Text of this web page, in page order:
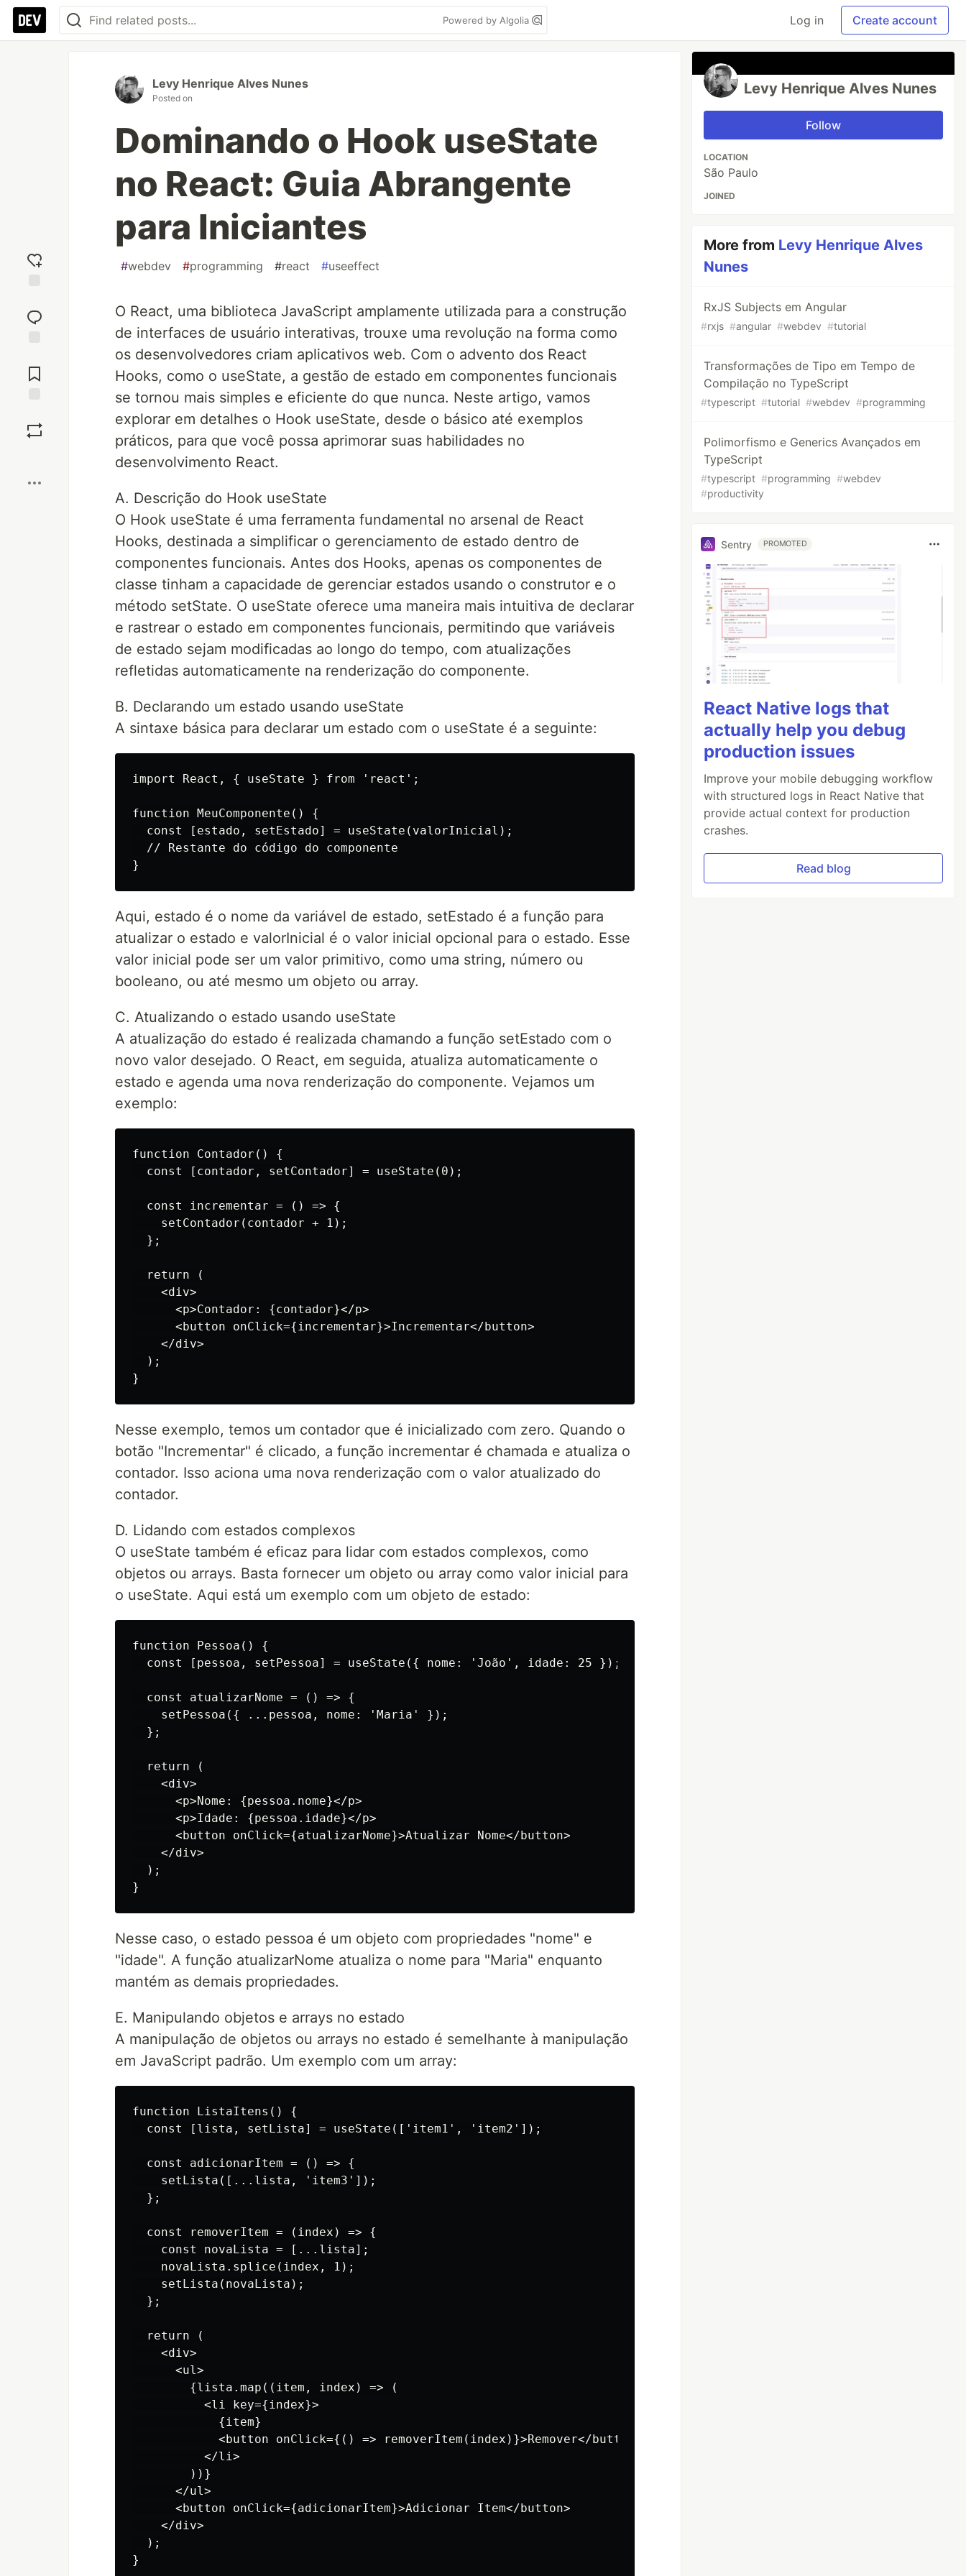
Powered by Algolia Log in Create account
reaction
Comments
Levy Henrique Alves Nunes
Posted on
Dominando o Hook useState
no React: Guia Abrangente
para Iniciantes
#webdev #programming #react #useeffect
O React, uma biblioteca JavaScript amplamente utilizada para a construção
de interfaces de usuário interativas, trouxe uma revolução na forma como
os desenvolvedores criam aplicativos web. Com o advento dos React
Hooks, como o useState, a gestão de estado em componentes funcionais
se tornou mais simples e eficiente do que nunca. Neste artigo, vamos
explorar em detalhes o Hook useState, desde o básico até exemplos
práticos, para que você possa aprimorar suas habilidades no
desenvolvimento React.
A. Descrição do Hook useState
O Hook useState é uma ferramenta fundamental no arsenal de React
Hooks, destinada a simplificar o gerenciamento de estado dentro de
componentes funcionais. Antes dos Hooks, apenas os componentes de
classe tinham a capacidade de gerenciar estados usando o construtor e o
método setState. O useState oferece uma maneira mais intuitiva de declarar
e rastrear o estado em componentes funcionais, permitindo que variáveis
de estado sejam modificadas ao longo do tempo, com atualizações
refletidas automaticamente na renderização do componente.
B. Declarando um estado usando useState
A sintaxe básica para declarar um estado com o useState é a seguinte:
import React, { useState } from 'react';
function MeuComponente() {
  const [estado, setEstado] = useState(valorInicial);
  // Restante do código do componente
Aqui, estado é o nome da variável de estado, setEstado é a função para
atualizar o estado e valorInicial é o valor inicial opcional para o estado. Esse
valor inicial pode ser um valor primitivo, como uma string, número ou
booleano, ou até mesmo um objeto ou array.
C. Atualizando o estado usando useState
A atualização do estado é realizada chamando a função setEstado com o
novo valor desejado. O React, em seguida, atualiza automaticamente o
estado e agenda uma nova renderização do componente. Vejamos um
exemplo:
function Contador() {
  const [contador, setContador] = useState(0);
  const incrementar = () => {
    setContador(contador + 1);
  };
  return (
    <div>
      <p>Contador: {contador}</p>
      <button onClick={incrementar}>Incrementar</button>
    </div>
  );
Nesse exemplo, temos um contador que é inicializado com zero. Quando o
botão "Incrementar" é clicado, a função incrementar é chamada e atualiza o
contador. Isso aciona uma nova renderização com o valor atualizado do
contador.
D. Lidando com estados complexos
O useState também é eficaz para lidar com estados complexos, como
objetos ou arrays. Basta fornecer um objeto ou array como valor inicial para
o useState. Aqui está um exemplo com um objeto de estado:
function Pessoa() {
  const [pessoa, setPessoa] = useState({ nome: 'João', idade: 25 });
  const atualizarNome = () => {
    setPessoa({ ...pessoa, nome: 'Maria' });
  };
  return (
    <div>
      <p>Nome: {pessoa.nome}</p>
      <p>Idade: {pessoa.idade}</p>
      <button onClick={atualizarNome}>Atualizar Nome</button>
    </div>
  );
Nesse caso, o estado pessoa é um objeto com propriedades "nome" e
"idade". A função atualizarNome atualiza o nome para "Maria" enquanto
mantém as demais propriedades.
E. Manipulando objetos e arrays no estado
A manipulação de objetos ou arrays no estado é semelhante à manipulação
em JavaScript padrão. Um exemplo com um array:
function ListaItens() {
  const [lista, setLista] = useState(['item1', 'item2']);
  const adicionarItem = () => {
    setLista([...lista, 'item3']);
  };
  const removerItem = (index) => {
    const novaLista = [...lista];
    novaLista.splice(index, 1);
    setLista(novaLista);
  };
  return (
    <div>
      <ul>
        {lista.map((item, index) => (
          <li key={index}>
            {item}
            <button onClick={() => removerItem(index)}>Remover</button>
          </li>
        ))}
      </ul>
      <button onClick={adicionarItem}>Adicionar Item</button>
    </div>
  );
Levy Henrique Alves Nunes
Follow
LOCATION
São Paulo
JOINED
More from Levy Henrique Alves
Nunes
RxJS Subjects em Angular
#rxjs #angular #webdev #tutorial
Transformações de Tipo em Tempo de
Compilação no TypeScript
#typescript #tutorial #webdev #programming
Polimorfismo e Generics Avançados em
TypeScript
#typescript #programming #webdev
#productivity
Sentry PROMOTED
React Native logs that
actually help you debug
production issues
Improve your mobile debugging workflow
with structured logs in React Native that
provide actual context for production
crashes.
Read blog